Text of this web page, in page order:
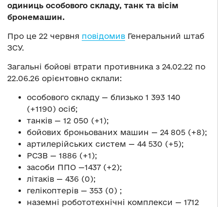
одиниць особового складу, танк та вісім
бронемашин.
Про це 22 червня повідомив Генеральний штаб
ЗСУ.
Загальні бойові втрати противника з 24.02.22 по
22.06.26 орієнтовно склали:
особового складу — близько 1 393 140
(+1190) осіб;
танків — 12 050 (+1);
бойових броньованих машин — 24 805 (+8);
артилерійських систем — 44 530 (+5);
РСЗВ — 1886 (+1);
засоби ППО —1437 (+2);
літаків — 436 (0);
гелікоптерів — 353 (0) ;
наземні робототехнічні комплекси — 1712